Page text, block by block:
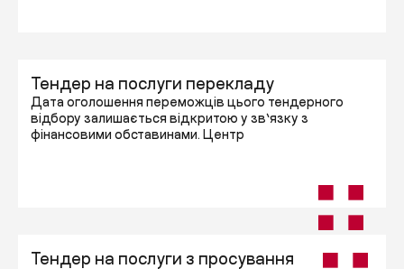
Тендер на послуги перекладу
Дата оголошення переможців цього тендерного
відбору залишається відкритою у зв’язку з
фінансовими обставинами. Центр
Тендер на послуги з просування